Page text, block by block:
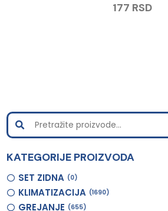
177 RSD
KATEGORIJE PROIZVODA
SET ZIDNA 0
KLIMATIZACIJA 1690
GREJANJE 655